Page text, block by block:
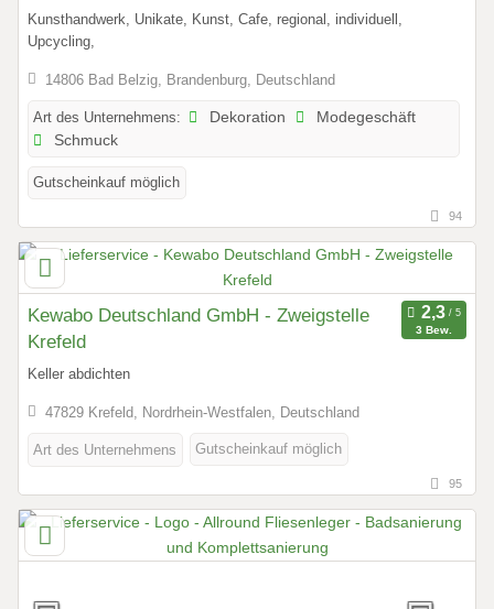
Kunsthandwerk, Unikate, Kunst, Cafe, regional, individuell,
Upcycling,
14806 Bad Belzig, Brandenburg, Deutschland
Art des Unternehmens: Dekoration
Modegeschäft
Schmuck
Gutscheinkauf möglich
94
Kewabo Deutschland GmbH - Zweigstelle
Krefeld
3 Bew.
Keller abdichten
47829 Krefeld, Nordrhein-Westfalen, Deutschland
Art des Unternehmens Gutscheinkauf möglich
95